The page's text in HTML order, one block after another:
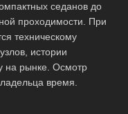
седанов до
проходимости. При
техническому
истории
на рынке. Осмотр
время.